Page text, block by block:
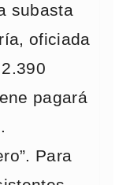
subasta
oficiada
pagará
Para